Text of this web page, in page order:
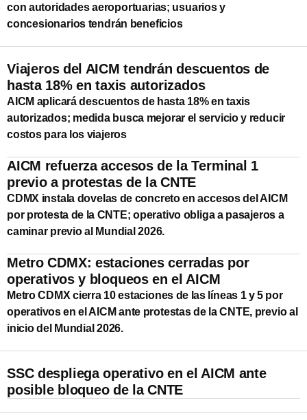
con autoridades aeroportuarias; usuarios y
concesionarios tendrán beneficios
Viajeros del AICM tendrán descuentos de
hasta 18% en taxis autorizados
AICM aplicará descuentos de hasta 18% en taxis
autorizados; medida busca mejorar el servicio y reducir
costos para los viajeros
AICM refuerza accesos de la Terminal 1
previo a protestas de la CNTE
CDMX instala dovelas de concreto en accesos del AICM
por protesta de la CNTE; operativo obliga a pasajeros a
caminar previo al Mundial 2026.
Metro CDMX: estaciones cerradas por
operativos y bloqueos en el AICM
Metro CDMX cierra 10 estaciones de las líneas 1 y 5 por
operativos en el AICM ante protestas de la CNTE, previo al
inicio del Mundial 2026.
SSC despliega operativo en el AICM ante
posible bloqueo de la CNTE